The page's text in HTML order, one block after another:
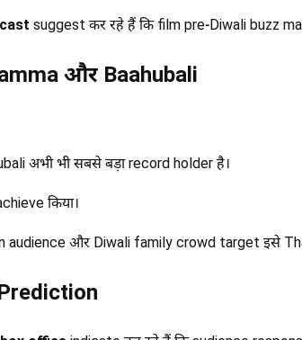
suggest कर रहे हैं कि film pre-Diwali buzz
और Baahubali
अभी भी सबसे बड़ा record holder है।
किया।
audience और Diwali family crowd target इसे